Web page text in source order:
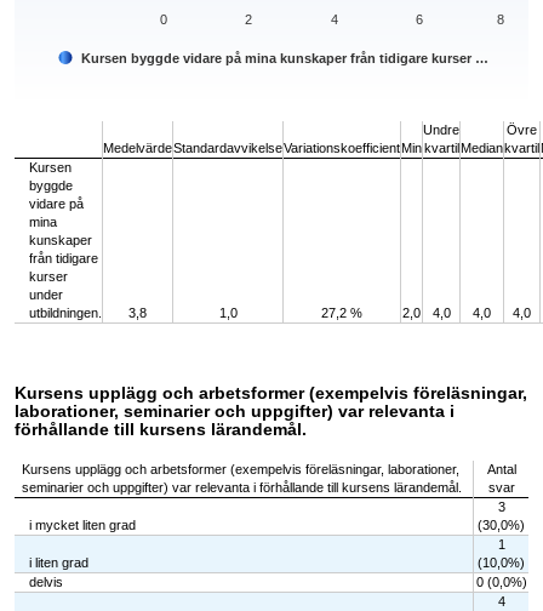
Kursen byggde vidare på mina kunskaper från tidigare kurser …
0 2 4 6 8
MedelvärdeStandardavvikelseVariationskoefficientMin
Undre
kvartilMedian
Övre
kvartil
Kursen
byggde
vidare på
mina
kunskaper
från tidigare
kurser
under
utbildningen.
3,8 1,0 27,2 % 2,0 4,0 4,0 4,0
Kursens upplägg och arbetsformer (exempelvis föreläsningar,
laborationer, seminarier och uppgifter) var relevanta i
förhållande till kursens lärandemål.
Kursens upplägg och arbetsformer (exempelvis föreläsningar, laborationer,
seminarier och uppgifter) var relevanta i förhållande till kursens lärandemål.
Antal
svar
i mycket liten grad
3
(30,0%)
i liten grad
1
(10,0%)
delvis
0 (0,0%)
4